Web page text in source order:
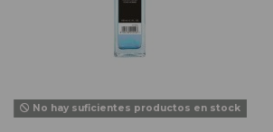
No hay suficientes productos en stock